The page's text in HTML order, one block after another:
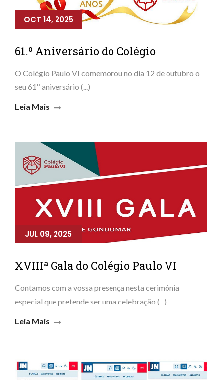
OCT 14, 2025
61.º Aniversário do Colégio
O Colégio Paulo VI comemorou no dia 12 de outubro o
seu 61º aniversário (...)
Leia Mais
JUL 09, 2025
XVIIIª Gala do Colégio Paulo VI
Contamos com a vossa presença nesta cerimónia
especial que pretende ser uma celebração (...)
Leia Mais